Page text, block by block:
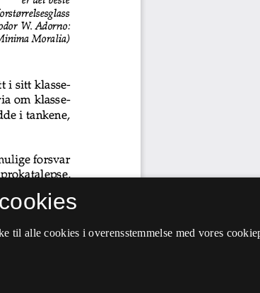
til alle cookies i overensstemmelse med vores